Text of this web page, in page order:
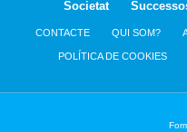
Societat
CONTACTE QUI SOM?
POLÍTICA DE COOKIES